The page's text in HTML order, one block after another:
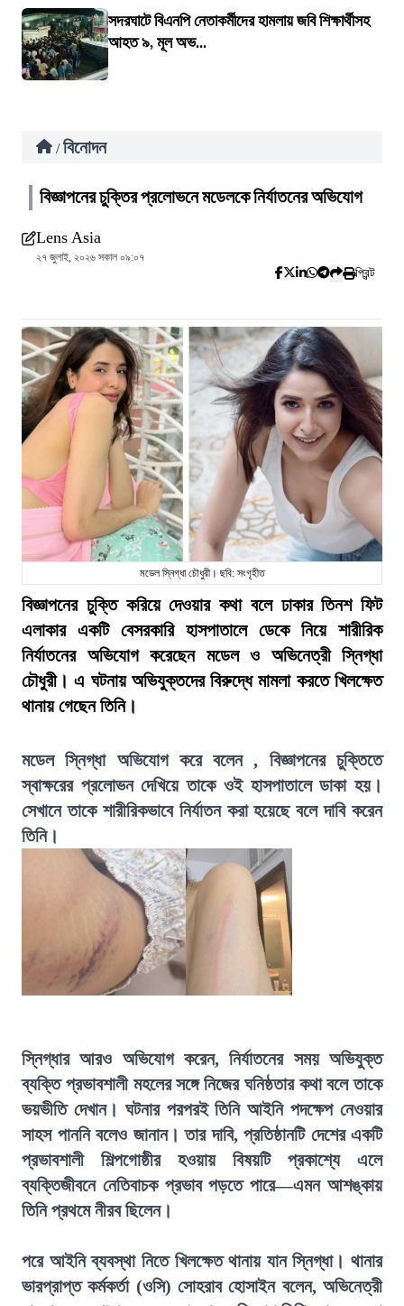
সদরঘাটে বিএনপি নেতাকর্মীদের হামলায় জবি শিক্ষার্থীসহ
আহত ৯, মূল অভ...
/ বিনোদন
বিজ্ঞাপনের চুক্তির প্রলোভনে মডেলকে নির্যাতনের অভিযোগ
Lens Asia
২৭ জুলাই, ২০২৬ সকাল ০৯:০৭
প্রিন্ট
মডেল স্নিগ্ধা চৌধুরী। ছবি: সংগৃহীত
বিজ্ঞাপনের চুক্তি করিয়ে দেওয়ার কথা বলে ঢাকার তিনশ ফিট
এলাকার একটি বেসরকারি হাসপাতালে ডেকে নিয়ে শারীরিক
নির্যাতনের অভিযোগ করেছেন মডেল ও অভিনেত্রী স্নিগ্ধা
চৌধুরী। এ ঘটনায় অভিযুক্তদের বিরুদ্ধে মামলা করতে খিলক্ষেত
থানায় গেছেন তিনি।
মডেল স্নিগ্ধা অভিযোগ করে বলেন , বিজ্ঞাপনের চুক্তিতে
স্বাক্ষরের প্রলোভন দেখিয়ে তাকে ওই হাসপাতালে ডাকা হয়।
সেখানে তাকে শারীরিকভাবে নির্যাতন করা হয়েছে বলে দাবি করেন
তিনি।
স্নিগ্ধার আরও অভিযোগ করেন, নির্যাতনের সময় অভিযুক্ত
ব্যক্তি প্রভাবশালী মহলের সঙ্গে নিজের ঘনিষ্ঠতার কথা বলে তাকে
ভয়ভীতি দেখান। ঘটনার পরপরই তিনি আইনি পদক্ষেপ নেওয়ার
সাহস পাননি বলেও জানান। তার দাবি, প্রতিষ্ঠানটি দেশের একটি
প্রভাবশালী শিল্পগোষ্ঠীর হওয়ায় বিষয়টি প্রকাশ্যে এলে
ব্যক্তিজীবনে নেতিবাচক প্রভাব পড়তে পারে—এমন আশঙ্কায়
তিনি প্রথমে নীরব ছিলেন।
পরে আইনি ব্যবস্থা নিতে খিলক্ষেত থানায় যান স্নিগ্ধা। থানার
ভারপ্রাপ্ত কর্মকর্তা (ওসি) সোহরাব হোসাইন বলেন, অভিনেত্রী